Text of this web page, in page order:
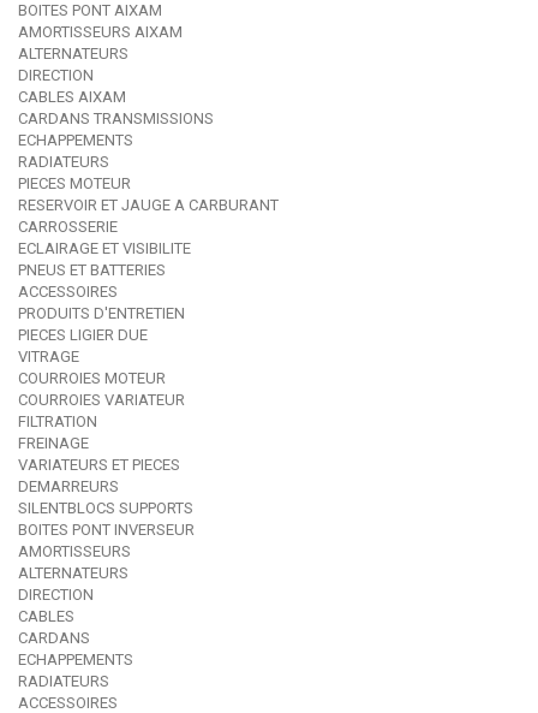
BOITES PONT AIXAM
AMORTISSEURS AIXAM
ALTERNATEURS
DIRECTION
CABLES AIXAM
CARDANS TRANSMISSIONS
ECHAPPEMENTS
RADIATEURS
PIECES MOTEUR
RESERVOIR ET JAUGE A CARBURANT
CARROSSERIE
ECLAIRAGE ET VISIBILITE
PNEUS ET BATTERIES
ACCESSOIRES
PRODUITS D'ENTRETIEN
PIECES LIGIER DUE
VITRAGE
COURROIES MOTEUR
COURROIES VARIATEUR
FILTRATION
FREINAGE
VARIATEURS ET PIECES
DEMARREURS
SILENTBLOCS SUPPORTS
BOITES PONT INVERSEUR
AMORTISSEURS
ALTERNATEURS
DIRECTION
CABLES
CARDANS
ECHAPPEMENTS
RADIATEURS
ACCESSOIRES